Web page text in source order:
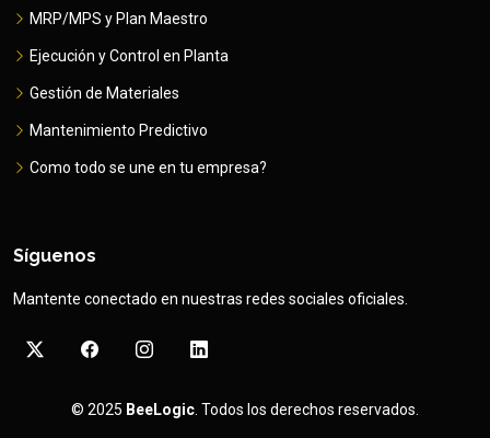
MRP/MPS y Plan Maestro
Ejecución y Control en Planta
Gestión de Materiales
Mantenimiento Predictivo
Como todo se une en tu empresa?
Síguenos
Mantente conectado en nuestras redes sociales oficiales.
© 2025 BeeLogic . Todos los derechos reservados.